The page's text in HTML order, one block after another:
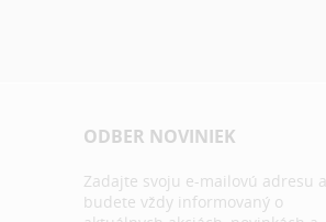
ODBER NOVINIEK
Zadajte svoju e-mailovú adresu a
budete vždy informovaný o